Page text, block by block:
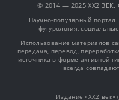
© 2014 — 2025 XX2
Научно-популярный
футурология,
Использование материалов
передача, перевод,
источника в форме активной
всегда
Издание «XX2